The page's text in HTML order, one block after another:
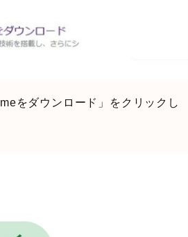
をダウンロード」をクリックし